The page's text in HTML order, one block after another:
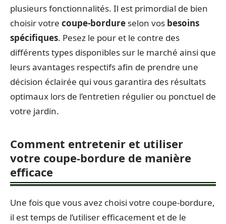
plusieurs fonctionnalités. Il est primordial de bien
choisir votre coupe-bordure selon vos besoins
spécifiques. Pesez le pour et le contre des
différents types disponibles sur le marché ainsi que
leurs avantages respectifs afin de prendre une
décision éclairée qui vous garantira des résultats
optimaux lors de l’entretien régulier ou ponctuel de
votre jardin.
Comment entretenir et utiliser
votre coupe-bordure de manière
efficace
Une fois que vous avez choisi votre coupe-bordure,
il est temps de l’utiliser efficacement et de le